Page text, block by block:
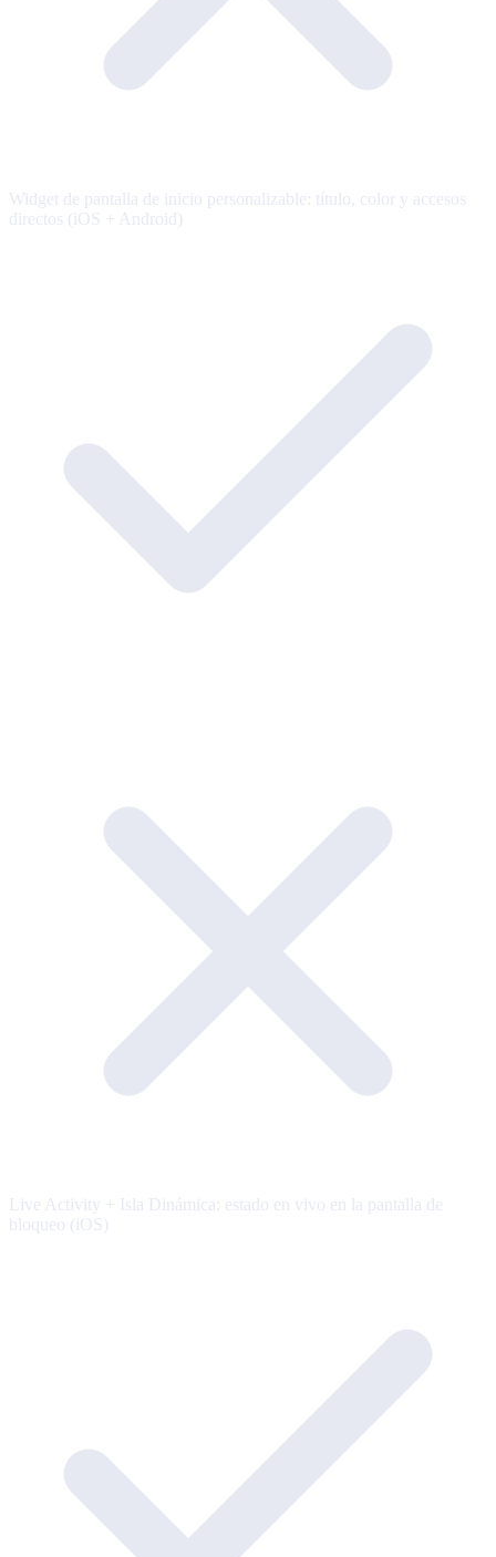
Widget de pantalla de inicio personalizable: título, color y accesos
directos (iOS + Android)
Live Activity + Isla Dinámica: estado en vivo en la pantalla de
bloqueo (iOS)